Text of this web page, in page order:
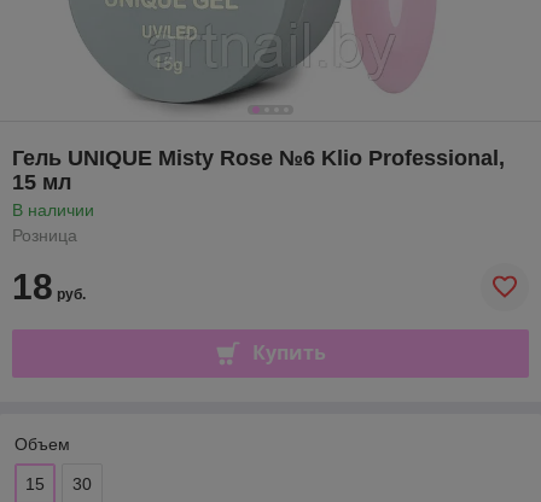
Гель UNIQUE Misty Rose №6 Klio Professional,
15 мл
В наличии
Розница
18 руб.
Купить
Объем
15 30